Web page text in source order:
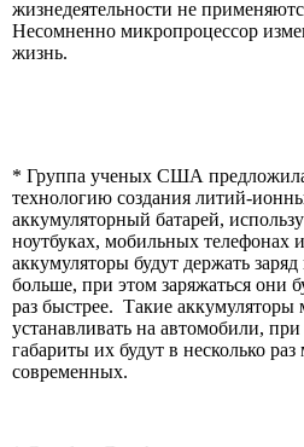
жизнедеятельности не
Несомненно микропроцессор
жизнь.
* Группа ученых США
технологию создания литий-
аккумуляторный батарей,
ноутбуках, мобильных телефонах
аккумуляторы будут держать заряд
больше, при этом заряжаться они
раз быстрее. Такие аккумуляторы
устанавливать на автомобили,
габариты их будут в несколько
современных.